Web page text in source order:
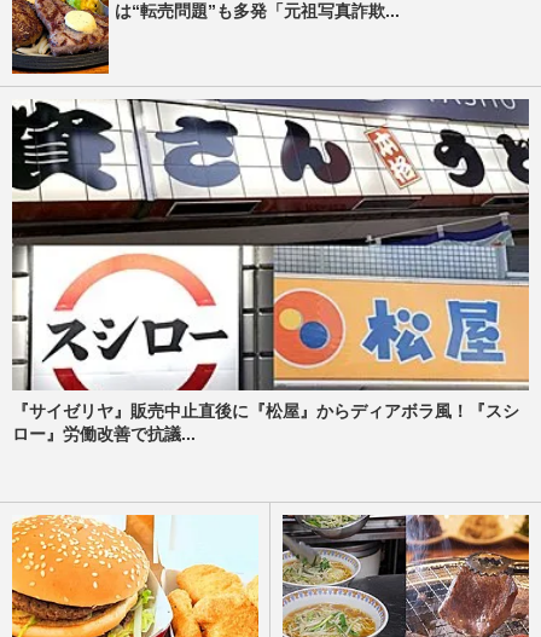
は“転売問題”も多発「元祖写真詐欺...
『サイゼリヤ』販売中止直後に『松屋』からディアボラ風！『スシ
ロー』労働改善で抗議...